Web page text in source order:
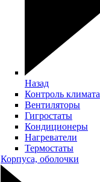
Назад
Контроль климата
Вентиляторы
Гигростаты
Кондиционеры
Нагреватели
Термостаты
Корпуса, оболочки